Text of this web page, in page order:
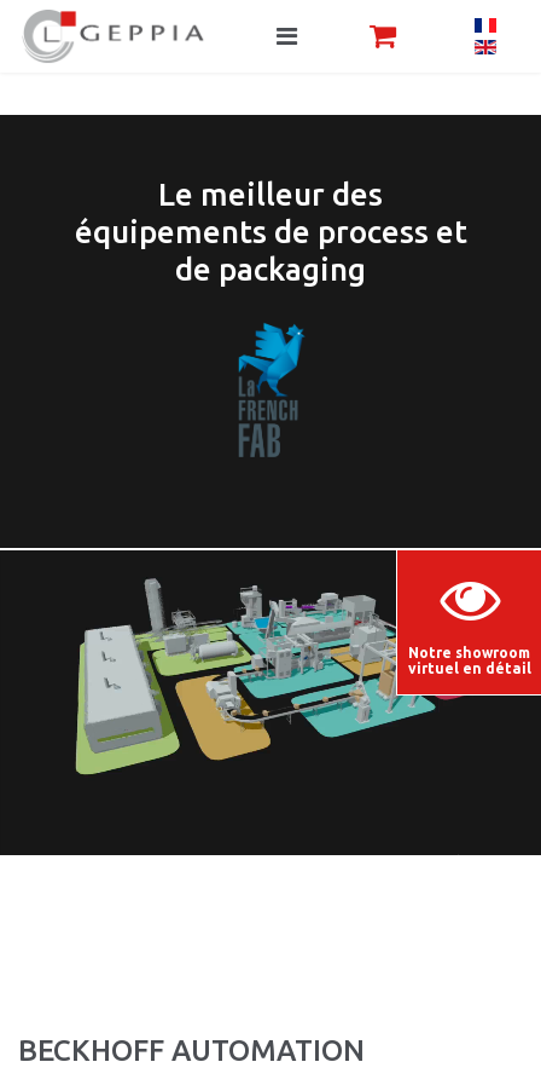
Le meilleur des
équipements de process et
de packaging
Notre showroom
virtuel en détail
BECKHOFF AUTOMATION